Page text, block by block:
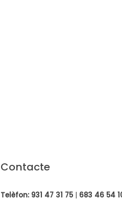
Contacte
Telèfon: 931 47 31 75| 683 46 54